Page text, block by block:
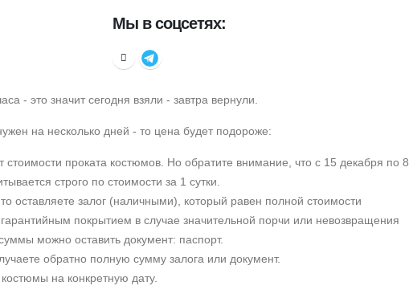
Мы в соцсетях:
- это значит сегодня взяли - завтра вернули.
на несколько дней - то цена будет подороже:
стоимости проката костюмов. Но обратите внимание, что с 15 декабря по 8
строго по стоимости за 1 сутки.
оставляете залог (наличными), который равен полной стоимости
покрытием в случае значительной порчи или невозвращения
можно оставить документ: паспорт.
обратно полную сумму залога или документ.
на конкретную дату.